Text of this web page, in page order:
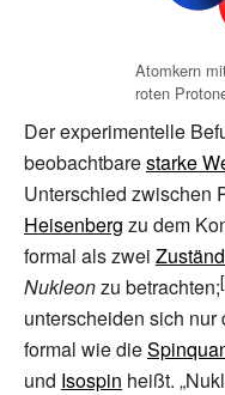
Atomkern
roten
Der experimentelle
beobachtbarestarke
Unterschied zwischen
Heisenberg zu dem
formal als zwei
Nukleonzu betrachten;
unterscheiden sich
formal wie die
und Isospin heißt.